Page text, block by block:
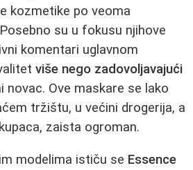
kozmetike po veoma
su u fokusu njihove
komentari uglavnom
više nego zadovoljavajući
novac. Ove maskare se lako
tržištu, u većini drogerija, a
zaista ogroman.
modelima ističu se Essence